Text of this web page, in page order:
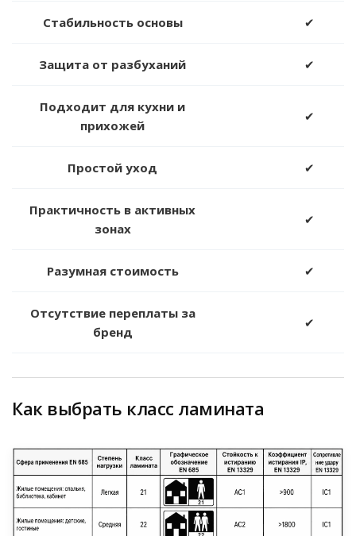
Стабильность основы ✔
Защита от разбуханий ✔
Подходит для кухни и
прихожей
✔
Простой уход ✔
Практичность в активных
зонах
✔
Разумная стоимость ✔
Отсутствие переплаты за
бренд
✔
Как выбрать класс ламината